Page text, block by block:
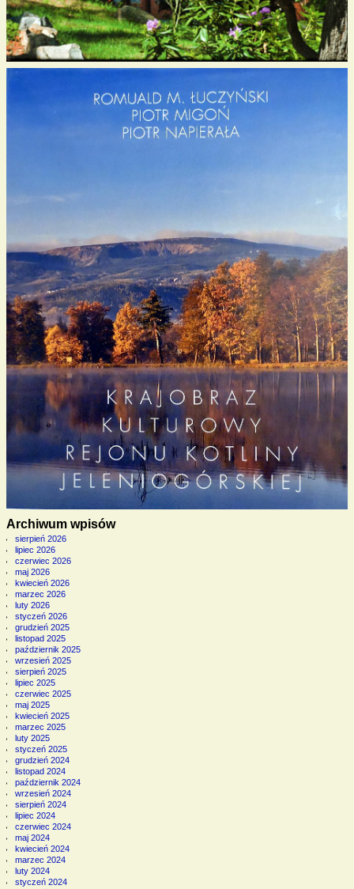
Archiwum wpisów
sierpień 2026
lipiec 2026
czerwiec 2026
maj 2026
kwiecień 2026
marzec 2026
luty 2026
styczeń 2026
grudzień 2025
listopad 2025
październik 2025
wrzesień 2025
sierpień 2025
lipiec 2025
czerwiec 2025
maj 2025
kwiecień 2025
marzec 2025
luty 2025
styczeń 2025
grudzień 2024
listopad 2024
październik 2024
wrzesień 2024
sierpień 2024
lipiec 2024
czerwiec 2024
maj 2024
kwiecień 2024
marzec 2024
luty 2024
styczeń 2024